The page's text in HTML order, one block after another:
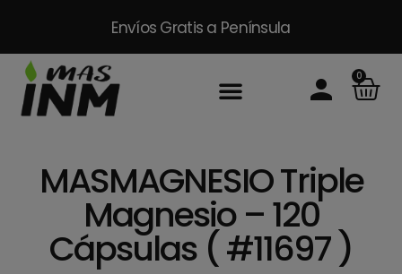
Envíos Gratis a Península
0
MASMAGNESIO Triple
Magnesio – 120
Cápsulas ( #11697 )